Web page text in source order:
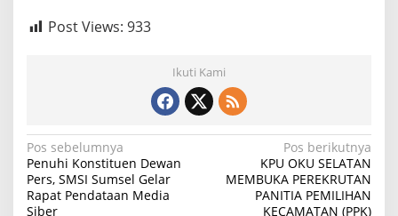
Post Views: 933
Ikuti Kami
N
a
v
Pos sebelumnya
Penuhi Konstituen Dewan
Pers, SMSI Sumsel Gelar
Rapat Pendataan Media
Siber
Pos berikutnya
KPU OKU SELATAN
MEMBUKA PEREKRUTAN
PANITIA PEMILIHAN
KECAMATAN (PPK)